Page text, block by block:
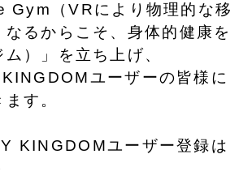
Gym（VRにより物理的な移
るからこそ、身体的健康を
）」を立ち上げ、
ユーザーの皆様に
す。
KINGDOMユーザー登録は